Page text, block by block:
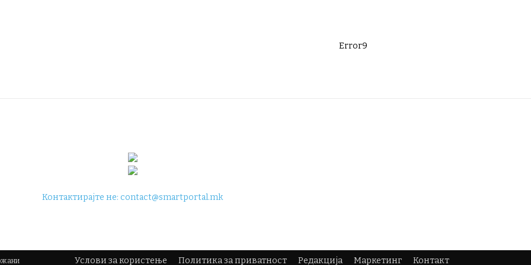
Error9
Контактирајте не:contact@smartportal.mk
Услови за користење Политика за приватност Редакција Маркетинг Контакт